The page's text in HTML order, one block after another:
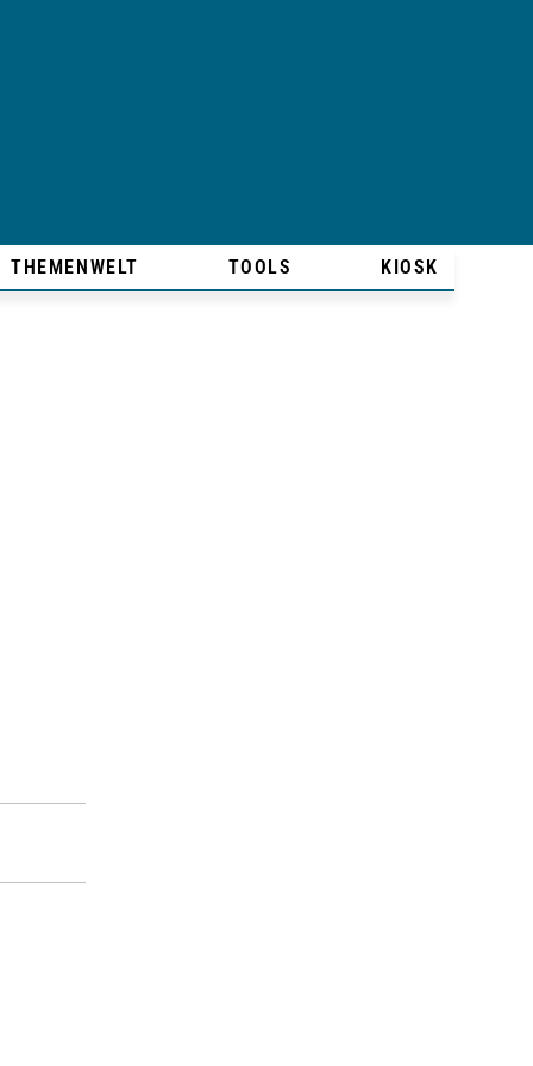
THEMENWELT TOOLS KIOSK